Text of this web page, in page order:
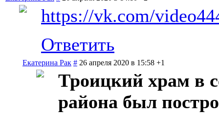
https://vk.com/
Ответить
Екатерина Рак # 26 апреля 2020 в 15:58 +1
Троицкий храм в
района был